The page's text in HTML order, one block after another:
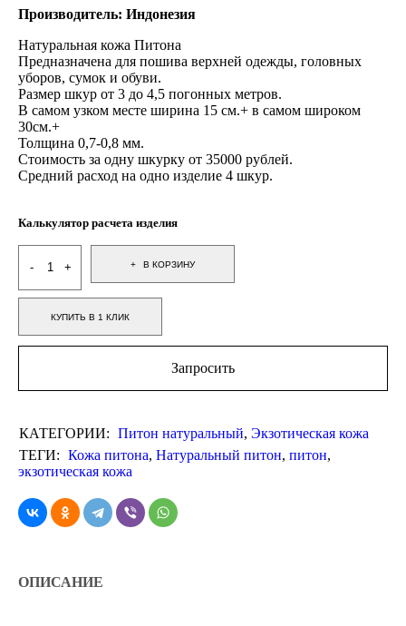
Производитель: Индонезия
Натуральная кожа Питона
Предназначена для пошива верхней одежды, головных
уборов, сумок и обуви.
Размер шкур от 3 до 4,5 погонных метров.
В самом узком месте ширина 15 см.+ в самом широком
30см.+
Толщина 0,7-0,8 мм.
Стоимость за одну шкурку от 35000 рублей.
Средний расход на одно изделие 4 шкур.
Калькулятор расчета изделия
В КОРЗИНУ
КУПИТЬ В 1 КЛИК
Запросить
КАТЕГОРИИ: Питон натуральный, Экзотическая кожа
ТЕГИ: Кожа питона, Натуральный питон, питон,
экзотическая кожа
ОПИСАНИЕ